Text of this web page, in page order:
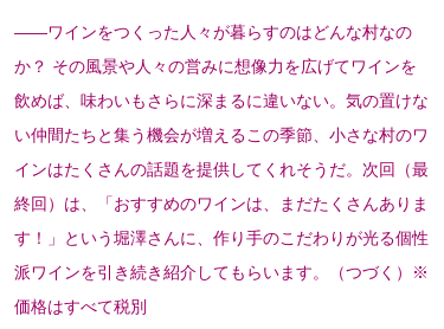
――ワインをつくった人々が暮らすのはどんな村なの
か？ その風景や人々の営みに想像力を広げてワインを
飲めば、味わいもさらに深まるに違いない。気の置けな
い仲間たちと集う機会が増えるこの季節、小さな村のワ
インはたくさんの話題を提供してくれそうだ。次回（最
終回）は、「おすすめのワインは、まだたくさんありま
す！」という堀澤さんに、作り手のこだわりが光る個性
派ワインを引き続き紹介してもらいます。（つづく）※
価格はすべて税別